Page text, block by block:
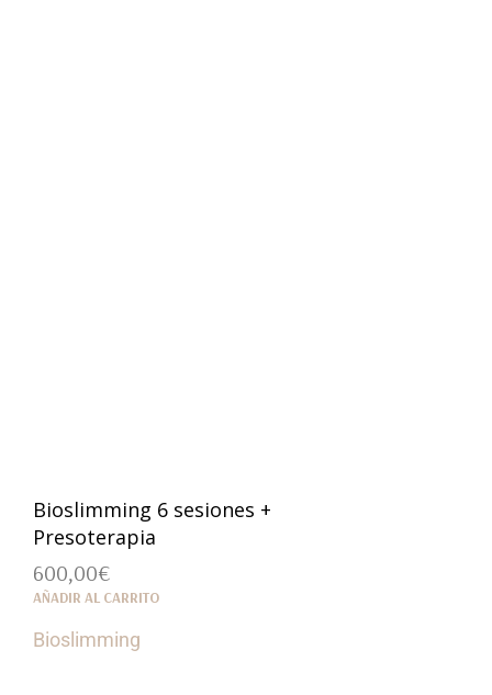
Bioslimming 6 sesiones +
Presoterapia
600,00€
AÑADIR AL CARRITO
Bioslimming